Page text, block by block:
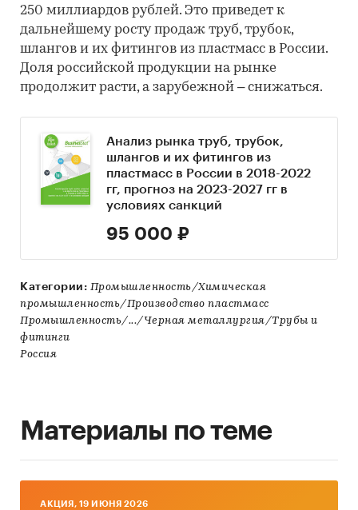
250 миллиардов рублей. Это приведет к
дальнейшему росту продаж труб, трубок,
шлангов и их фитингов из пластмасс в России.
Доля российской продукции на рынке
продолжит расти, а зарубежной – снижаться.
Анализ рынка труб, трубок,
шлангов и их фитингов из
пластмасс в России в 2018-2022
гг, прогноз на 2023-2027 гг в
условиях санкций
95 000 ₽
Категории: Промышленность/Химическая
промышленность/Производство пластмасс
Промышленность/.../Черная металлургия/Трубы и
фитинги
Россия
Материалы по теме
AКЦИЯ, 19 ИЮНЯ 2026